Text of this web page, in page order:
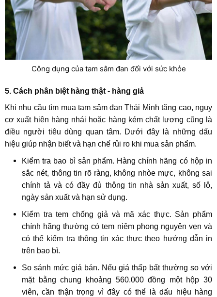
Công dụng của tam sâm đan đối với sức khỏe
5. Cách phân biệt hàng thật - hàng giả
Khi nhu cầu tìm mua tam sâm đan Thái Minh tăng cao, nguy
cơ xuất hiện hàng nhái hoặc hàng kém chất lượng cũng là
điều người tiêu dùng quan tâm. Dưới đây là những dấu
hiệu giúp nhận biết và hạn chế rủi ro khi mua sản phẩm.
Kiểm tra bao bì sản phẩm. Hàng chính hãng có hộp in
sắc nét, thông tin rõ ràng, không nhòe mực, không sai
chính tả và có đầy đủ thông tin nhà sản xuất, số lô,
ngày sản xuất và hạn sử dụng.
Kiểm tra tem chống giả và mã xác thực. Sản phẩm
chính hãng thường có tem niêm phong nguyên vẹn và
có thể kiểm tra thông tin xác thực theo hướng dẫn in
trên bao bì.
So sánh mức giá bán. Nếu giá thấp bất thường so với
mặt bằng chung khoảng 560.000 đồng một hộp 30
viên, cần thận trọng vì đây có thể là dấu hiệu hàng